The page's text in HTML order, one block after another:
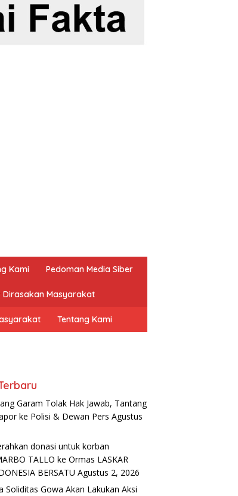
Kami Pedoman Media Siber
Dirasakan Masyarakat
Tentang Kami
Garam Tolak Hak Jawab, Tantang
ke Polisi & Dewan Pers Agustus
donasi untuk korban
TALLO ke Ormas LASKAR
BERSATU Agustus 2, 2026
Soliditas Gowa Akan Lakukan Aksi